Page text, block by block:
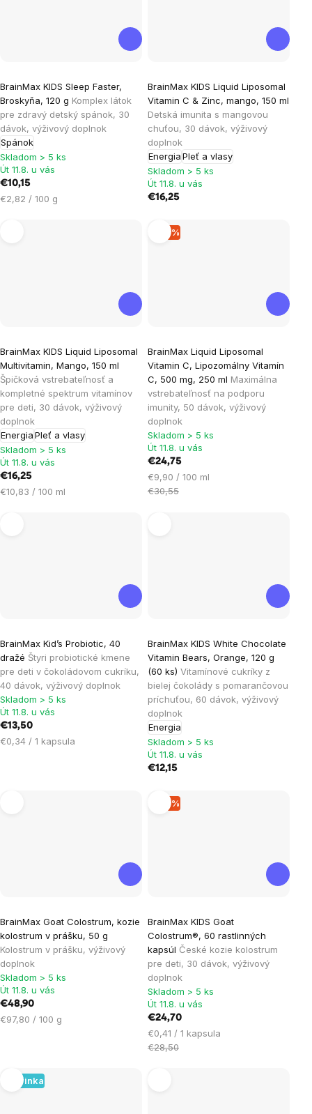
BrainMax KIDS Sleep Faster,
Broskyňa, 120 g Komplex látok
pre zdravý detský spánok, 30
dávok, výživový doplnok
Spánok
hodnotenie
produktu
je
4,3
z
5
hviezdičiek.
Skladom > 5 ks
Út 11.8. u vás
€10,15
Jednotková
€2,82 / 100 g
BrainMax KIDS Liquid Liposomal
Vitamin C & Zinc, mango, 150 ml
Detská imunita s mangovou
chuťou, 30 dávok, výživový
doplnok
EnergiaPleť a vlasy
Skladom > 5 ks
Út 11.8. u vás
€16,25
BrainMax KIDS Liquid Liposomal
Multivitamin, Mango, 150 ml
Špičková vstrebateľnosť a
kompletné spektrum vitamínov
pre deti, 30 dávok, výživový
doplnok
EnergiaPleť a vlasy
hodnotenie
produktu
je
4,3
z
5
hviezdičiek.
Skladom > 5 ks
Út 11.8. u vás
€16,25
Jednotková
€10,83 / 100 ml
–18 %
BrainMax Liquid Liposomal
Vitamin C, Lipozomálny Vitamín
C, 500 mg, 250 ml Maximálna
vstrebateľnosť na podporu
imunity, 50 dávok, výživový
doplnok
hodnotenie
produktu
je
3,7
z
5
hviezdičiek.
Skladom > 5 ks
Út 11.8. u vás
€24,75
Jednotková
cena:
€9,90 / 100 ml
€30,55
BrainMax Kid’s Probiotic, 40
dražé Štyri probiotické kmene
pre deti v čokoládovom cukríku,
40 dávok, výživový doplnok
Skladom > 5 ks
Út 11.8. u vás
€13,50
Jednotková
€0,34 / 1 kapsula
BrainMax KIDS White Chocolate
Vitamin Bears, Orange, 120 g
(60 ks) Vitamínové cukríky z
bielej čokolády s pomarančovou
príchuťou, 60 dávok, výživový
doplnok
Energia
Skladom > 5 ks
Út 11.8. u vás
€12,15
BrainMax Goat Colostrum, kozie
kolostrum v prášku, 50 g
Kolostrum v prášku, výživový
doplnok
hodnotenie
produktu
je
4,0
z
hviezdičiek.
Skladom > 5 ks
Út 11.8. u vás
€48,90
Jednotková
€97,80 / 100 g
–13 %
BrainMax KIDS Goat
Colostrum®, 60 rastlinných
kapsúl České kozie kolostrum
pre deti, 30 dávok, výživový
doplnok
Skladom > 5 ks
Út 11.8. u vás
€24,70
Jednotková
cena:
€0,41 / 1 kapsula
€28,50
Novinka